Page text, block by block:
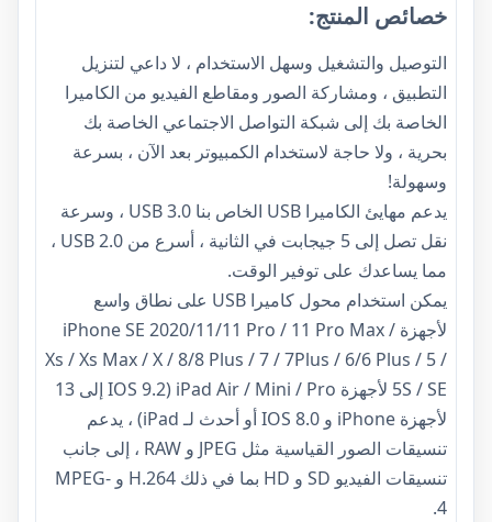
خصائص المنتج:
التوصيل والتشغيل وسهل الاستخدام ، لا داعي لتنزيل
التطبيق ، ومشاركة الصور ومقاطع الفيديو من الكاميرا
الخاصة بك إلى شبكة التواصل الاجتماعي الخاصة بك
بحرية ، ولا حاجة لاستخدام الكمبيوتر بعد الآن ، بسرعة
وسهولة!
يدعم مهايئ الكاميرا USB الخاص بنا USB 3.0 ، وسرعة
نقل تصل إلى 5 جيجابت في الثانية ، أسرع من USB 2.0 ،
مما يساعدك على توفير الوقت.
يمكن استخدام محول كاميرا USB على نطاق واسع
لأجهزة iPhone SE 2020/11/11 Pro / 11 Pro Max /
Xs / Xs Max / X / 8/8 Plus / 7 / 7Plus / 6/6 Plus / 5 /
5S / SE لأجهزة iPad Air / Mini / Pro (IOS 9.2 إلى 13
لأجهزة iPhone و IOS 8.0 أو أحدث لـ iPad) ، يدعم
تنسيقات الصور القياسية مثل JPEG و RAW ، إلى جانب
تنسيقات الفيديو SD و HD بما في ذلك H.264 و MPEG-
4.